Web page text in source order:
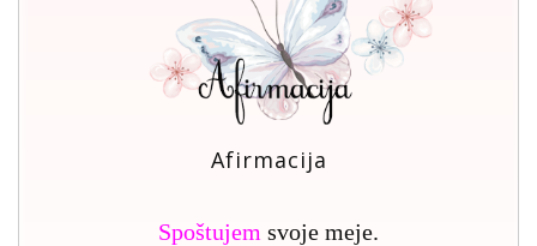
Afirmacija
Spoštujem svoje meje.